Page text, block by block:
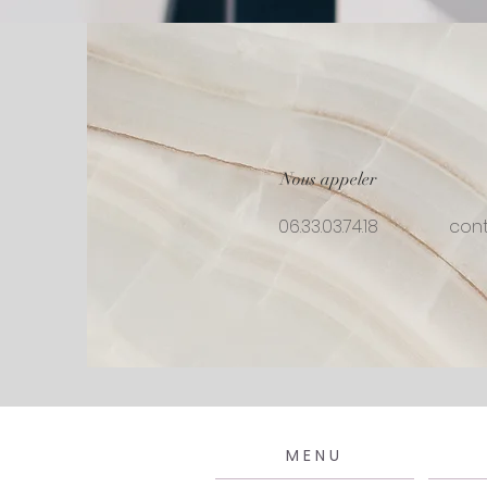
Nous appeler
06.33.03.74.18
MENU